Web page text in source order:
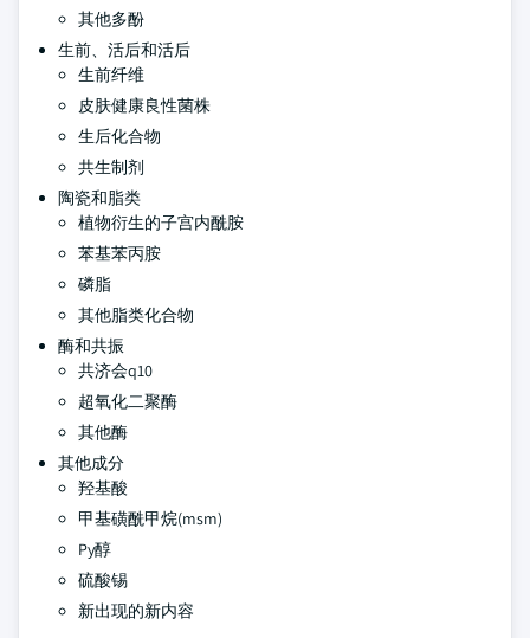
其他多酚
生前、活后和活后
生前纤维
皮肤健康良性菌株
生后化合物
共生制剂
陶瓷和脂类
植物衍生的子宫内酰胺
苯基苯丙胺
磷脂
其他脂类化合物
酶和共振
共济会q10
超氧化二聚酶
其他酶
其他成分
羟基酸
甲基磺酰甲烷(msm)
Py醇
硫酸锡
新出现的新内容